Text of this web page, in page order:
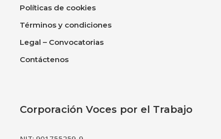
Políticas de cookies
Términos y condiciones
Legal – Convocatorias
Contáctenos
Corporación Voces por el Trabajo